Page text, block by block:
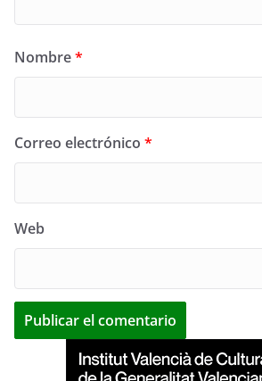
Nombre*
Correo electrónico *
Web